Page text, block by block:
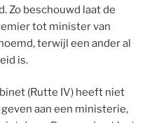
Zo beschouwd laat de
tot minister van
terwijl een ander al
is.
(Rutte IV) heeft niet
aan een ministerie,